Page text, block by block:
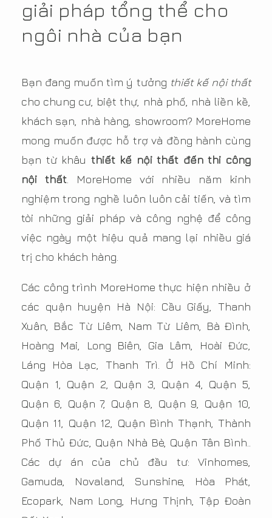
giải pháp tổng thể cho
ngôi nhà của bạn
Bạn đang muốn tìm ý tưởng thiết kế nội thất
cho chung cư, biệt thự, nhà phố, nhà liền kề,
khách sạn, nhà hàng, showroom? MoreHome
mong muốn được hỗ trợ và đồng hành cùng
bạn từ khâu thiết kế nội thất đến thi công
nội thất. MoreHome với nhiều năm kinh
nghiệm trong nghề luôn luôn cải tiến, và tìm
tòi những giải pháp và công nghệ để công
việc ngày một hiệu quả mang lại nhiều giá
trị cho khách hàng.
Các công trình MoreHome thực hiện nhiều ở
các quận huyện Hà Nội: Cầu Giấy, Thanh
Xuân, Bắc Từ Liêm, Nam Từ Liêm, Bà Đình,
Hoàng Mai, Long Biên, Gia Lâm, Hoài Đức,
Láng Hòa Lạc, Thanh Trì. Ở Hồ Chí Minh:
Quận 1, Quận 2, Quận 3, Quận 4, Quận 5,
Quận 6, Quận 7, Quận 8, Quận 9, Quận 10,
Quận 11, Quận 12, Quận Bình Thạnh, Thành
Phố Thủ Đức, Quận Nhà Bè, Quận Tân Bình..
Các dự án của chủ đầu tư: Vinhomes,
Gamuda, Novaland, Sunshine, Hòa Phát,
Ecopark, Nam Long, Hưng Thịnh, Tập Đoàn